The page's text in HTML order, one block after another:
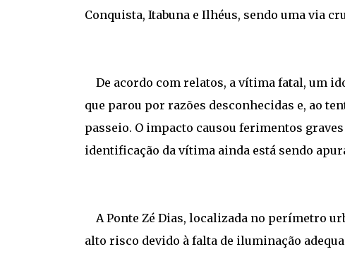
Conquista, Itabuna e Ilhéus, sendo uma via
De acordo com relatos, a vítima fatal, um
que parou por razões desconhecidas e, ao
passeio. O impacto causou ferimentos
identificação da vítima ainda está sendo
A Ponte Zé Dias, localizada no perímetro
alto risco devido à falta de iluminação